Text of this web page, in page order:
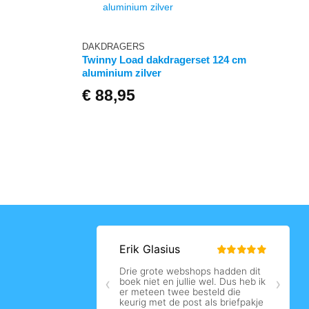
DAKDRAGERS
Twinny Load dakdragerset 124 cm
aluminium zilver
€ 88,95